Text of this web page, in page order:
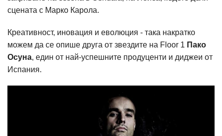
сцената с Марко Карола.
Креативност, иновация и еволюция - така накратко
можем да се опише друга от звездите на Floor 1 Пако
Осуна, един от най-успешните продуценти и диджеи от
Испания.